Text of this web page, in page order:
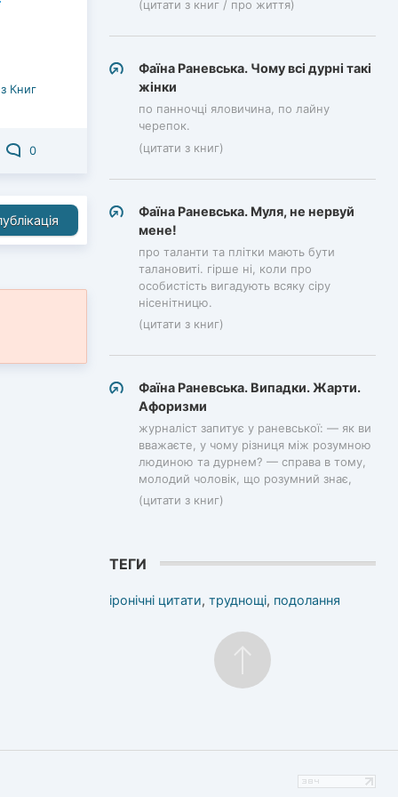
з Книг
0
(цитати з книг / про життя)
Фаїна Раневська. Чому всі дурні такі
жінки
по панночці яловичина, по лайну
черепок.
(цитати з книг)
Фаїна Раневська. Муля, не нервуй
мене!
про таланти та плітки мають бути
талановиті. гірше ні, коли про
особистість вигадують всяку сіру
нісенітницю.
(цитати з книг)
Фаїна Раневська. Випадки. Жарти.
Афоризми
журналіст запитує у раневської: — як ви
вважаєте, у чому різниця між розумною
людиною та дурнем? — справа в тому,
молодий чоловік, що розумний знає,
(цитати з книг)
ТЕГИ
іронічні цитати, труднощі, подолання